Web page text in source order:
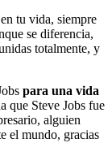
tu vida, siempre
se diferencia,
totalmente, y
para una vida
que Steve Jobs fue
alguien
el mundo, gracias